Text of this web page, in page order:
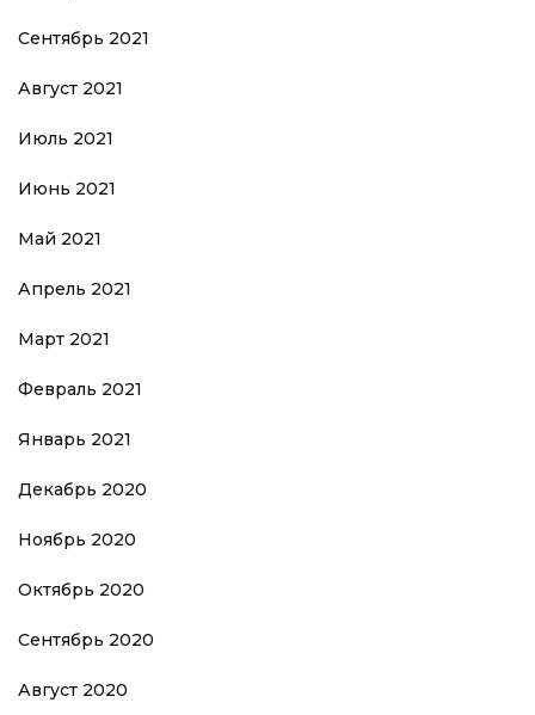
Сентябрь 2021
Август 2021
Июль 2021
Июнь 2021
Май 2021
Апрель 2021
Март 2021
Февраль 2021
Январь 2021
Декабрь 2020
Ноябрь 2020
Октябрь 2020
Сентябрь 2020
Август 2020